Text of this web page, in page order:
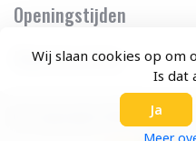
Wij slaan cookies op
Is dat
Ja
Openingstijden
Klantenservice
© Copyright 2026